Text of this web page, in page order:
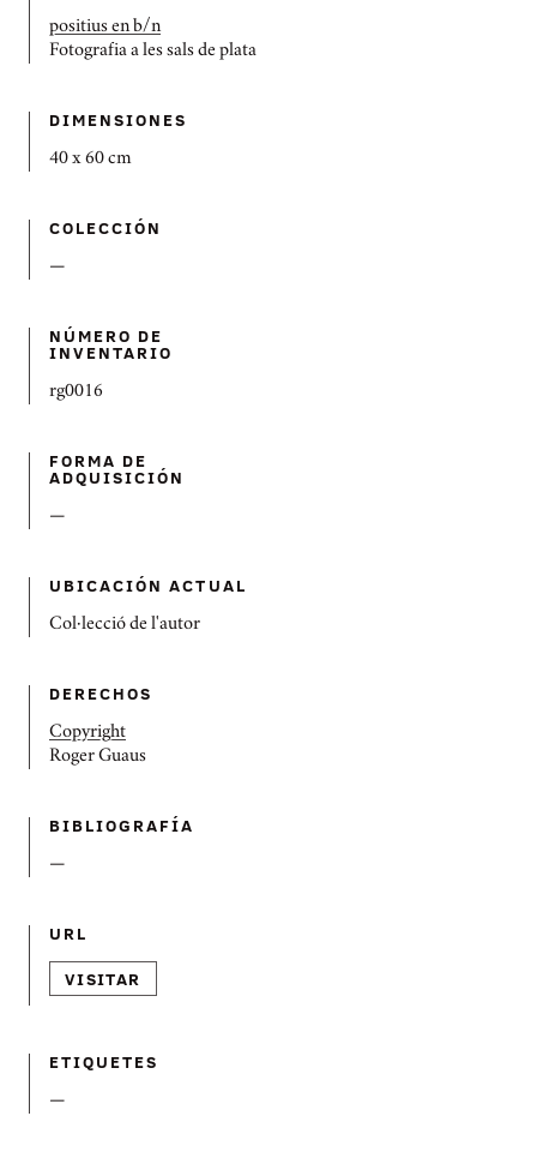
positius en b/n
Fotografia a les sals de plata
DIMENSIONES
40 x 60 cm
COLECCIÓN
—
NÚMERO DE
INVENTARIO
rg0016
FORMA DE
ADQUISICIÓN
—
UBICACIÓN ACTUAL
Col·lecció de l'autor
DERECHOS
Copyright
Roger Guaus
BIBLIOGRAFÍ­A
—
URL
VISITAR
ETIQUETES
—